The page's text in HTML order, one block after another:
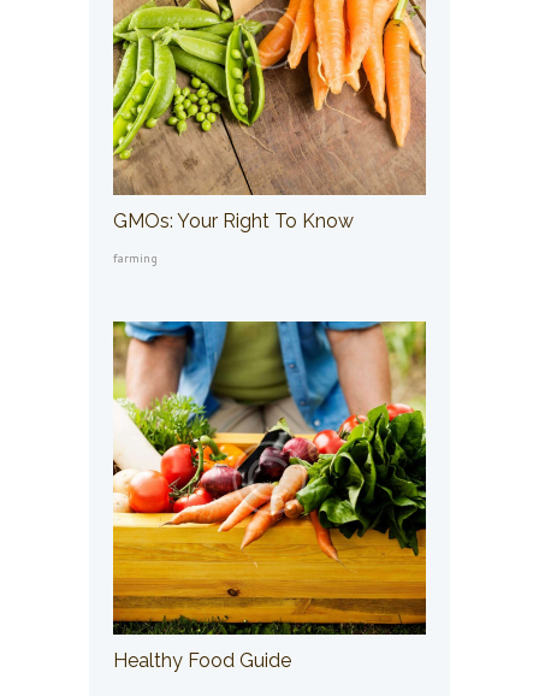
GMOs: Your Right To Know
farming
Healthy Food Guide